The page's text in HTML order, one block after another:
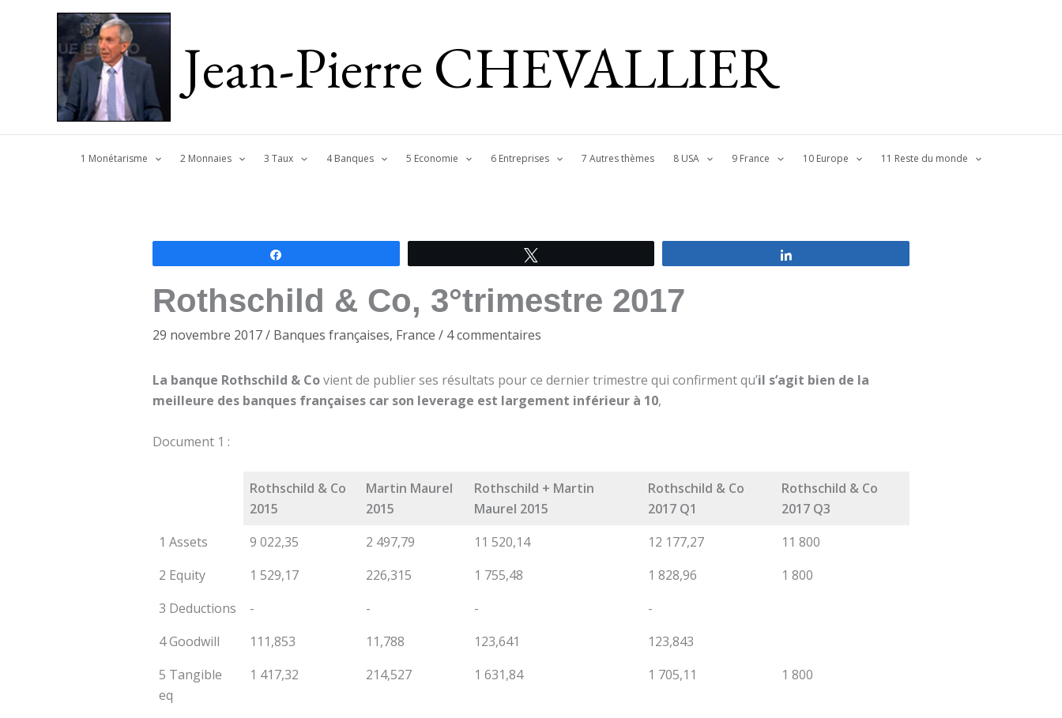
Jean-Pierre CHEVALLIER
1 Monétarisme 2 Monnaies 3 Taux 4 Banques 5 Economie 6 Entreprises 7 Autres thèmes 8 USA 9 France 10 Europe 11 Reste du monde
Rothschild & Co, 3°trimestre 2017
29 novembre 2017/ Banques françaises, France / 4 commentaires
La banque Rothschild & Covient de publier ses résultats pour ce dernier trimestre qui confirment qu’il s’agit bien de la
meilleure des banques françaises car son leverage est largement inférieur à 10,
Document 1 :
Rothschild & Co
2015
Martin Maurel
2015
Rothschild + Martin
Maurel 2015
Rothschild & Co
2017 Q1
Rothschild & Co
2017 Q3
1 Assets
9 022,35 2 497,79 11 520,14 12 177,27
11 800
2 Equity
1 529,17 226,315 1 755,48 1 828,96
1 800
3 Deductions
- - -
-
4 Goodwill
111,853 11,788 123,641
123,843
5 Tangible
eq
1 417,32 214,527 1 631,84 1 705,11 1 800